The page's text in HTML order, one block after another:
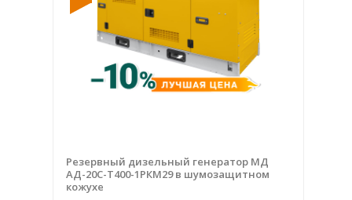
Резервный дизельный генератор МД
АД-20С-Т400-1РКМ29 в шумозащитном
кожухе